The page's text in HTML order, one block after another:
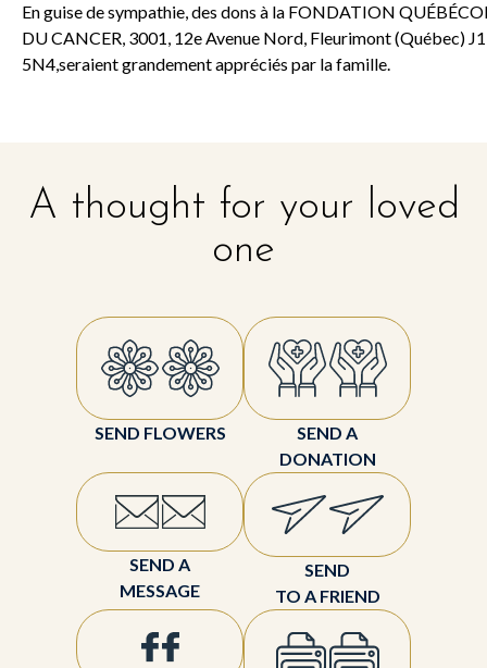
En guise de sympathie, des dons à la FONDATION
DU CANCER, 3001, 12e Avenue Nord, Fleurimont (Québec)
5N4,seraient grandement appréciés par la famille.
A thought for your loved
one
SEND FLOWERS
SEND A
DONATION
SEND A
MESSAGE
SEND
TO A FRIEND